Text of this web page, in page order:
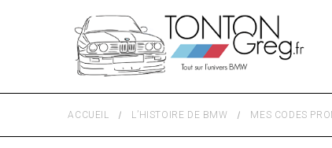
ACCUEIL L’HISTOIRE DE BMW MES CODES